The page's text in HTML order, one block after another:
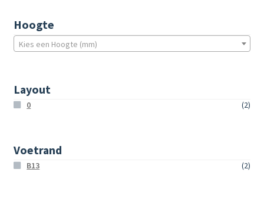
Hoogte
Kies een Hoogte (mm)
Layout
0 (2)
Voetrand
B13 (2)